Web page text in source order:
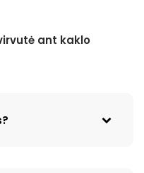
ant kaklo